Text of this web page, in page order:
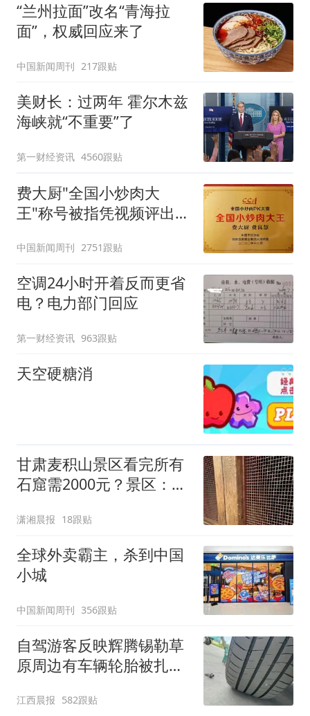
“兰州拉面”改名“青海拉
面”，权威回应来了
中国新闻周刊 217跟贴
美财长：过两年 霍尔木兹
海峡就“不重要”了
第一财经资讯 4560跟贴
费大厨"全国小炒肉大
王"称号被指凭视频评出
中国新闻周刊 2751跟贴
空调24小时开着反而更省
电？电力部门回应
第一财经资讯 963跟贴
天空硬糖消
甘肃麦积山景区看完所有
石窟需2000元？景区：部
可按需买
潇湘晨报 18跟贴
全球外卖霸主，杀到中国
小城
中国新闻周刊 356跟贴
自驾游客反映辉腾锡勒草
原周边有车辆轮胎被扎，
元，官方发布情况通报
江西晨报 582跟贴